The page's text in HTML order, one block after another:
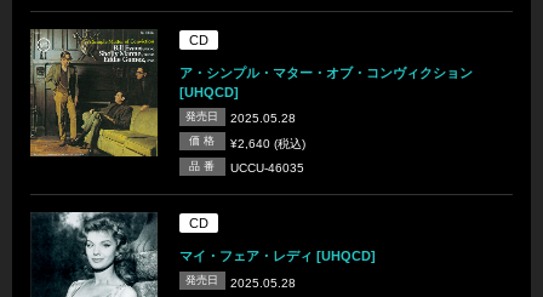
CD
ア・シンプル・マター・オブ・コンヴィクション
[UHQCD]
発売日 2025.05.28
価 格 ¥2,640 (税込)
品 番 UCCU-46035
CD
マイ・フェア・レディ [UHQCD]
発売日 2025.05.28